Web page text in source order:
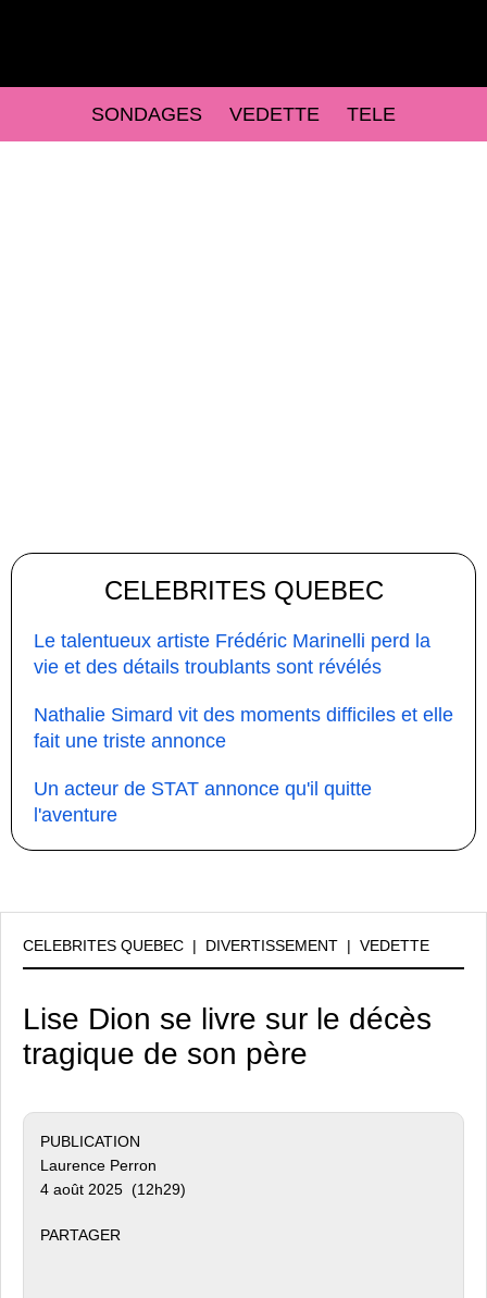
SONDAGES VEDETTE TELE
CELEBRITES QUEBEC
Le talentueux artiste Frédéric Marinelli perd la
vie et des détails troublants sont révélés
Nathalie Simard vit des moments difficiles et elle
fait une triste annonce
Un acteur de STAT annonce qu'il quitte
l'aventure
CELEBRITES QUEBEC | DIVERTISSEMENT | VEDETTE
Lise Dion se livre sur le décès
tragique de son père
PUBLICATION
Laurence Perron
4 août 2025 (12h29)
PARTAGER